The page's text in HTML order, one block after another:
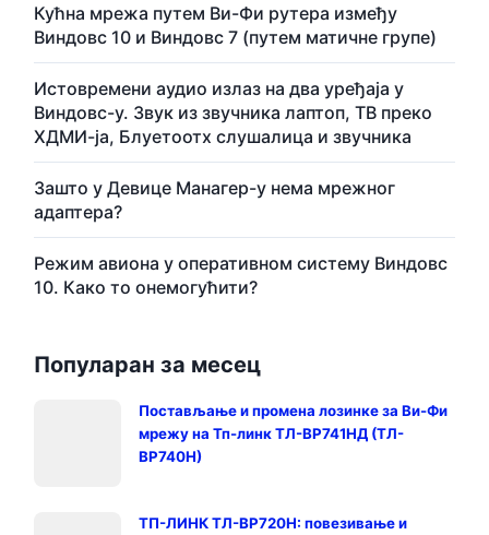
Кућна мрежа путем Ви-Фи рутера између
Виндовс 10 и Виндовс 7 (путем матичне групе)
Истовремени аудио излаз на два уређаја у
Виндовс-у. Звук из звучника лаптоп, ТВ преко
ХДМИ-ја, Блуетоотх слушалица и звучника
Зашто у Девице Манагер-у нема мрежног
адаптера?
Режим авиона у оперативном систему Виндовс
10. Како то онемогућити?
Популаран за месец
Постављање и промена лозинке за Ви-Фи
мрежу на Тп-линк ТЛ-ВР741НД (ТЛ-
ВР740Н)
ТП-ЛИНК ТЛ-ВР720Н: повезивање и